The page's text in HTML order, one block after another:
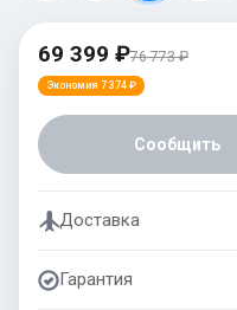
69 399 ₽76 773 ₽
Экономия 7 374 ₽
Сообщить
Доставка
Гарантия